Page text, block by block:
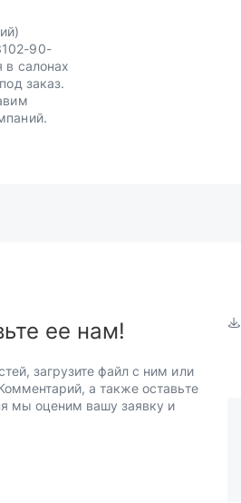
90-
салонах
заказ.
ее нам!
загрузите файл с ним или
а также оставьте
мы оценим вашу заявку и